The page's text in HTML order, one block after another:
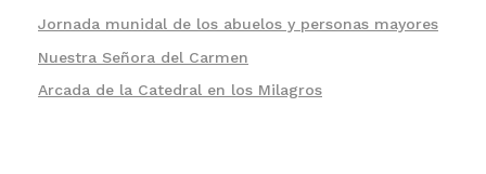
Jornada munidal de los abuelos y personas mayores
Nuestra Señora del Carmen
Arcada de la Catedral en los Milagros